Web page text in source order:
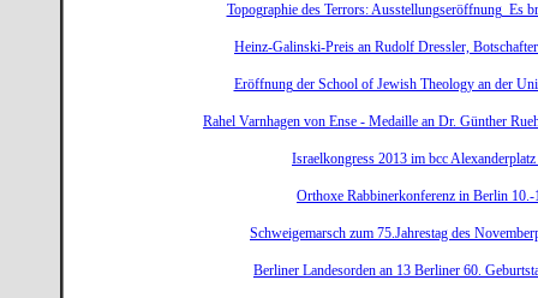
Topographie des Terrors: Ausstellungseröffnung_Es
Heinz-Galinski-Preis an Rudolf Dressler,
Eröffnung der School of Jewish Theology an der
Rahel Varnhagen von Ense - Medaille an Dr. Günther
Israelkongress 2013 im bcc
Orthoxe Rabbinerkonferenz in Berlin 10.-
Schweigemarsch zum 75.Jahrestag des
Berliner Landesorden an 13 Berliner 60.